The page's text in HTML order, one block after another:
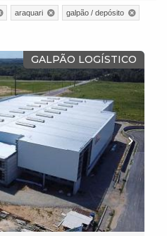
araquari
galpão / depósito
GALPÃO LOGÍSTICO